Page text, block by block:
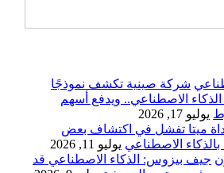
جلسة الأربعاء بارتفاع
والمواد الأساسية
شركة صينية تكشف نموذجًا
الاصطناعي.. ويدفع أسهم
يوليو 17, 2026
ميتا تفشل في اكتشاف بعض
الاصطناعي يوليو 11, 2026
جيف بيزوس: الذكاء الاصطناعي قد